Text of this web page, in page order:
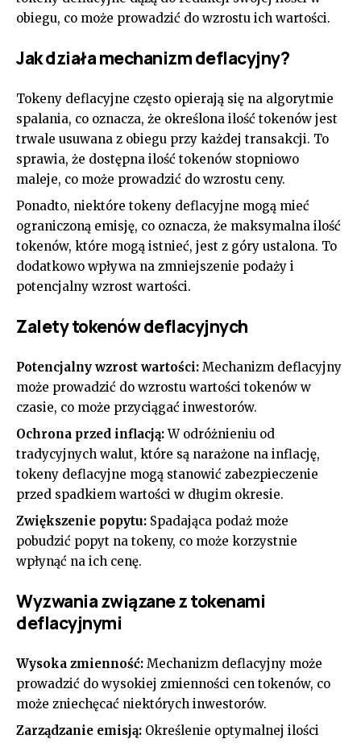
obiegu, co może prowadzić do wzrostu ich wartości.
Jak działa mechanizm deflacyjny?
Tokeny deflacyjne często opierają się na algorytmie
spalania, co oznacza, że określona ilość tokenów jest
trwale usuwana z obiegu przy każdej transakcji. To
sprawia, że dostępna ilość tokenów stopniowo
maleje, co może prowadzić do wzrostu ceny.
Ponadto, niektóre tokeny deflacyjne mogą mieć
ograniczoną emisję, co oznacza, że ​​maksymalna ilość
tokenów, które mogą istnieć, jest z góry ustalona. To
dodatkowo wpływa na zmniejszenie podaży i
potencjalny wzrost wartości.
Zalety tokenów deflacyjnych
Potencjalny wzrost wartości: Mechanizm deflacyjny
może prowadzić do wzrostu wartości tokenów w
czasie, co może przyciągać inwestorów.
Ochrona przed inflacją:W odróżnieniu od
tradycyjnych walut, które są narażone na inflację,
tokeny deflacyjne mogą stanowić zabezpieczenie
przed spadkiem wartości w długim okresie.
Zwiększenie popytu: Spadająca podaż może
pobudzić popyt na tokeny, co może korzystnie
wpłynąć na ich cenę.
Wyzwania związane z tokenami
deflacyjnymi
Wysoka zmienność: Mechanizm deflacyjny może
prowadzić do wysokiej zmienności cen tokenów, co
może zniechęcać niektórych inwestorów.
Zarządzanie emisją: Określenie optymalnej ilości